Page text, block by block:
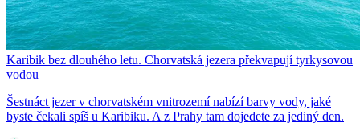
Karibik bez dlouhého letu. Chorvatská jezera překvapují tyrkysovou
vodou
Šestnáct jezer v chorvatském vnitrozemí nabízí barvy vody, jaké
byste čekali spíš u Karibiku. A z Prahy tam dojedete za jediný den.